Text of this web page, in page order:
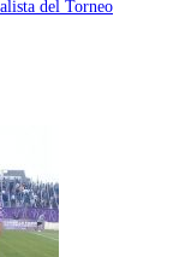
del Torneo